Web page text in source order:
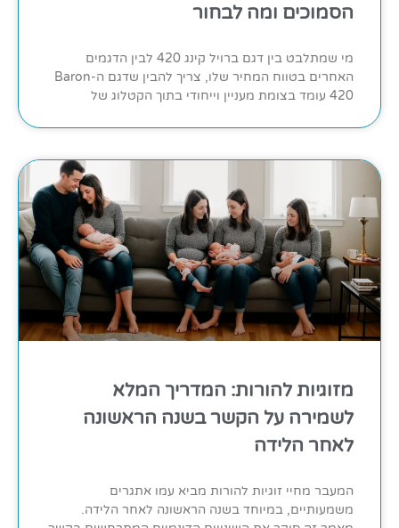
הסמוכים ומה לבחור
מי שמתלבט בין דגם ברויל קינג 420 לבין הדגמים
האחרים בטווח המחיר שלו, צריך להבין שדגם ה-Baron
420 עומד בצומת מעניין וייחודי בתוך הקטלוג של
מזוגיות להורות: המדריך המלא
לשמירה על הקשר בשנה הראשונה
לאחר הלידה
המעבר מחיי זוגיות להורות מביא עמו אתגרים
משמעותיים, במיוחד בשנה הראשונה לאחר הלידה.